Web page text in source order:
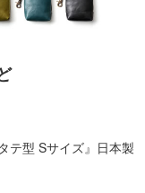
テ型 Sサイズ』日本製